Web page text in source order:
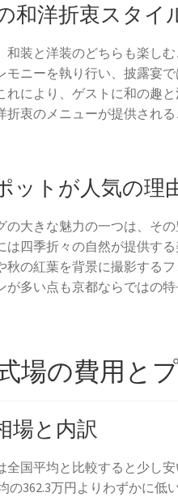
和洋折衷スタイ
装と洋装のどちらも楽し
モニーを執り行い、披露宴
れにより、ゲストに和の趣
衷のメニューが提供され
ットが人気の理
大きな魅力の一つは、そ
は四季折々の自然が提供す
秋の紅葉を背景に撮影する
が多い点も京都ならではの
場の費用と
場と内訳
国平均と比較すると少し
の362.3万円よりわずかに